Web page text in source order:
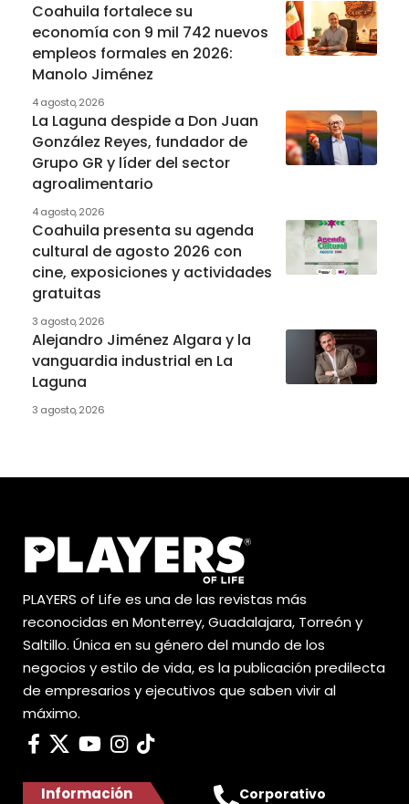
Coahuila fortalece su
economía con 9 mil 742 nuevos
empleos formales en 2026:
Manolo Jiménez
4 agosto, 2026
La Laguna despide a Don Juan
González Reyes, fundador de
Grupo GR y líder del sector
agroalimentario
4 agosto, 2026
Coahuila presenta su agenda
cultural de agosto 2026 con
cine, exposiciones y actividades
gratuitas
3 agosto, 2026
Alejandro Jiménez Algara y la
vanguardia industrial en La
Laguna
3 agosto, 2026
PLAYERS of Life es una de las revistas más
reconocidas en Monterrey, Guadalajara, Torreón y
Saltillo. Única en su género del mundo de los
negocios y estilo de vida, es la publicación predilecta
de empresarios y ejecutivos que saben vivir al
máximo.
Información Corporativo